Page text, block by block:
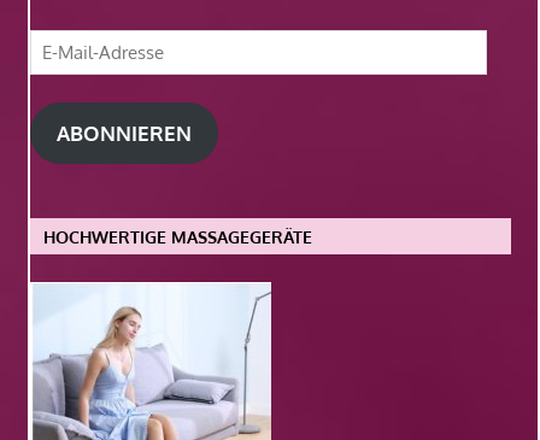
E-
Mail-
Adresse
ABONNIEREN
HOCHWERTIGE MASSAGEGERÄTE